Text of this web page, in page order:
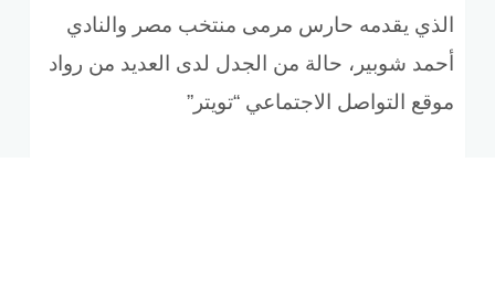
الذي يقدمه حارس مرمى منتخب مصر والنادي
أحمد شوبير، حالة من الجدل لدى العديد من رواد
موقع التواصل الاجتماعي “تويتر”